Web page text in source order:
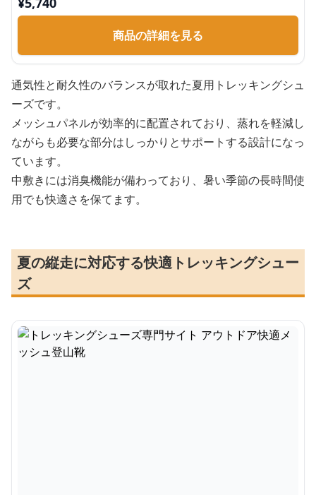
商品の詳細を見る
通気性と耐久性のバランスが取れた夏用トレッキングシュ
ーズです。
メッシュパネルが効率的に配置されており、蒸れを軽減し
ながらも必要な部分はしっかりとサポートする設計になっ
ています。
中敷きには消臭機能が備わっており、暑い季節の長時間使
用でも快適さを保てます。
夏の縦走に対応する快適トレッキングシュー
ズ